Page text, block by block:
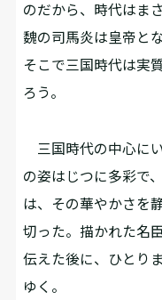
のだから、時代はま
魏の司馬炎は皇帝と
そこで三国時代は実
ろう。
三国時代の中心に
の姿はじつに多彩で
は、その華やかさを
切った。描かれた名
伝えた後に、ひとり
ゆく。